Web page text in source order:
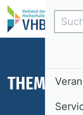
THEMEN